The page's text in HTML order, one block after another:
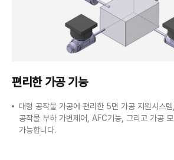
편리한 가공 기능
대형 공작물 가공에 편리한 5면 가공 지원시스
공작물 부하 가변제어, AFC기능, 그리고 가공 모
가능합니다.